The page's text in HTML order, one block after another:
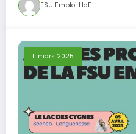
FSU Emploi HdF
11 mars 2025